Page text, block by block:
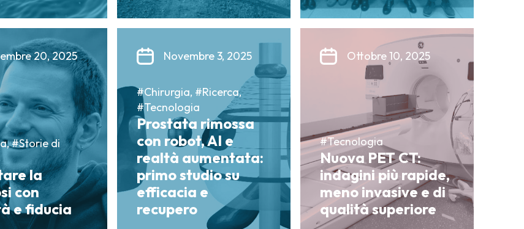
20, 2025
#Storie di
la
con
e fiducia
Novembre 3, 2025
#Chirurgia, #Ricerca,
#Tecnologia
Prostata rimossa
con robot, AI e
realtà aumentata:
primo studio su
efficacia e
recupero
Ottobre 10, 2025
#Tecnologia
Nuova PET CT:
indagini più rapide,
meno invasive e di
qualità superiore